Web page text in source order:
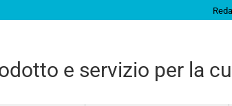
e servizio per la